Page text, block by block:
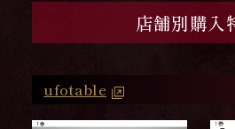
店舗別購入
ufotable